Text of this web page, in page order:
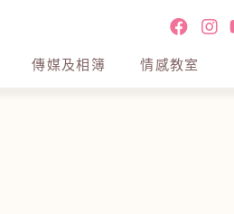
傳媒及相簿 情感教室